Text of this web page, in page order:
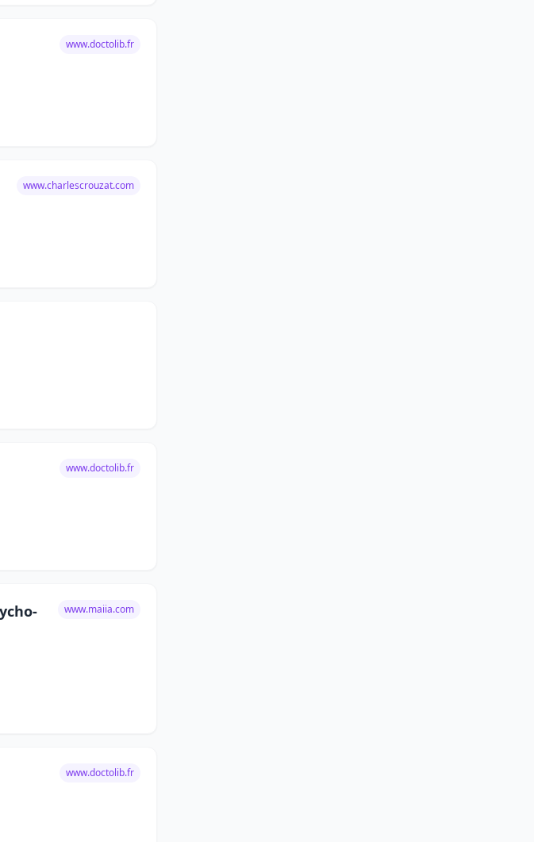
www.doctolib.fr
www.charlescrouzat.com
www.doctolib.fr
www.maiia.com
www.doctolib.fr